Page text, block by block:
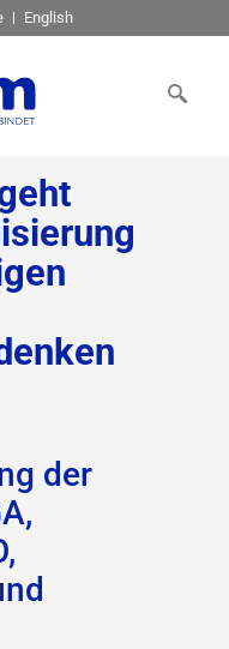
English
der